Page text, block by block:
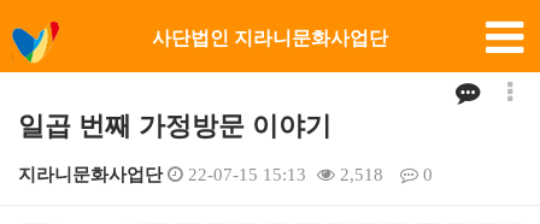
사단법인 지라니문화사업단
일곱 번째 가정방문 이야기
지라니문화사업단 22-07-15 15:13 2,518 0